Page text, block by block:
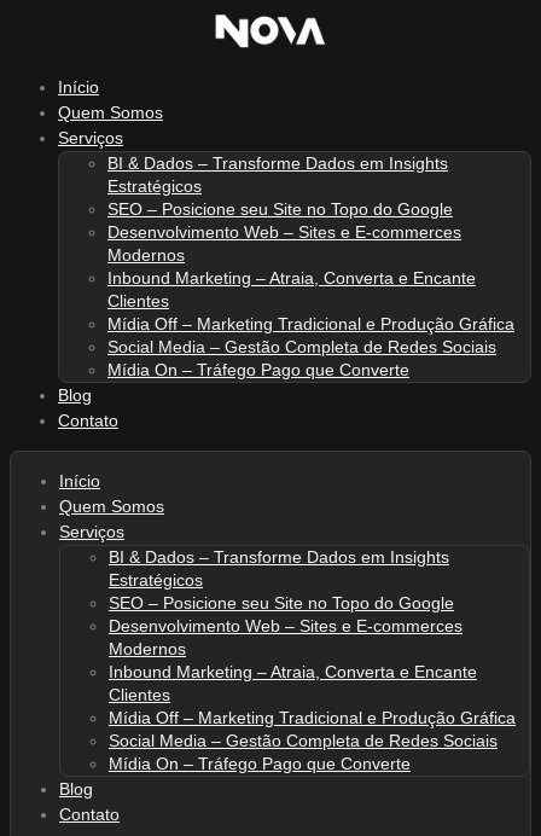
conteúdoInício
Quem Somos
Serviços
BI & Dados – Transforme Dados em Insights
Estratégicos
SEO – Posicione seu Site no Topo do Google
Desenvolvimento Web – Sites e E-commerces
Modernos
Inbound Marketing – Atraia, Converta e Encante
Clientes
Mídia Off – Marketing Tradicional e Produção Gráfica
Social Media – Gestão Completa de Redes Sociais
Mídia On – Tráfego Pago que Converte
Blog
Contato
Início
Quem Somos
Serviços
BI & Dados – Transforme Dados em Insights
Estratégicos
SEO – Posicione seu Site no Topo do Google
Desenvolvimento Web – Sites e E-commerces
Modernos
Inbound Marketing – Atraia, Converta e Encante
Clientes
Mídia Off – Marketing Tradicional e Produção Gráfica
Social Media – Gestão Completa de Redes Sociais
Mídia On – Tráfego Pago que Converte
Blog
Contato